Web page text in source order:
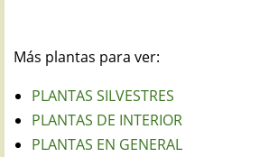
Más plantas para ver:
PLANTAS SILVESTRES
PLANTAS DE INTERIOR
PLANTAS EN GENERAL